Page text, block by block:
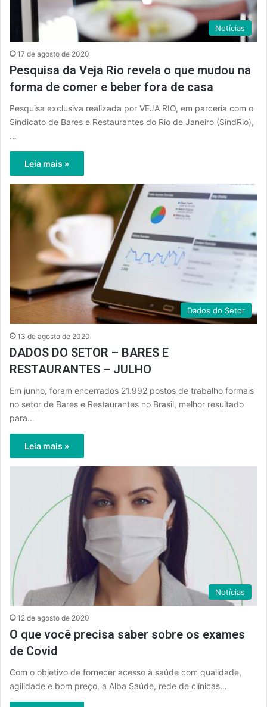
Notícias
17 de agosto de 2020
Pesquisa da Veja Rio revela o que mudou na
forma de comer e beber fora de casa
Pesquisa exclusiva realizada por VEJA RIO, em parceria com o
Sindicato de Bares e Restaurantes do Rio de Janeiro (SindRio),
…
Leia mais »
Dados do Setor
13 de agosto de 2020
DADOS DO SETOR – BARES E
RESTAURANTES – JULHO
Em junho, foram encerrados 21.992 postos de trabalho formais
no setor de Bares e Restaurantes no Brasil, melhor resultado
para…
Leia mais »
Notícias
12 de agosto de 2020
O que você precisa saber sobre os exames
de Covid
Com o objetivo de fornecer acesso à saúde com qualidade,
agilidade e bom preço, a Alba Saúde, rede de clínicas…